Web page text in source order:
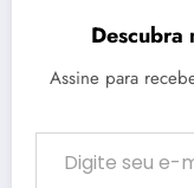
Descubra
Assine para
Digite seu e-mail…